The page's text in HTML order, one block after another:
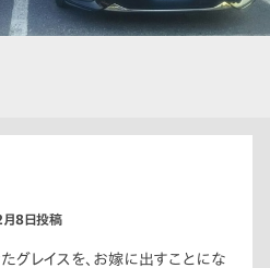
8日投稿
グレイスを、お嫁に出すことにな